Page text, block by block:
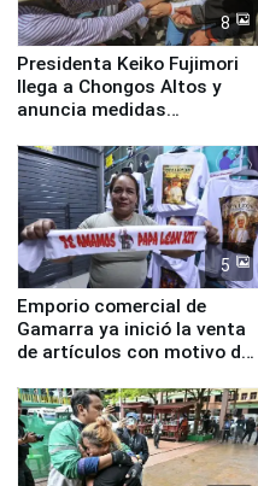
8
Presidenta Keiko Fujimori
llega a Chongos Altos y
anuncia medidas
educación, salud y empleo
5
Emporio comercial de
Gamarra ya inició la venta
de artículos con motivo de